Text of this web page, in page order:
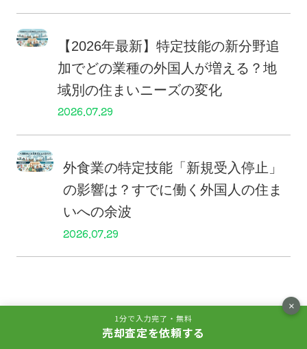
【2026年最新】特定技能の新分野追
加でどの業種の外国人が増える？地
域別の住まいニーズの変化
2026.07.29
外食業の特定技能「新規受入停止」
の影響は？すでに働く外国人の住ま
いへの余波
2026.07.29
カテゴリー1分で入力完了・無料
売却査定を依頼する
×